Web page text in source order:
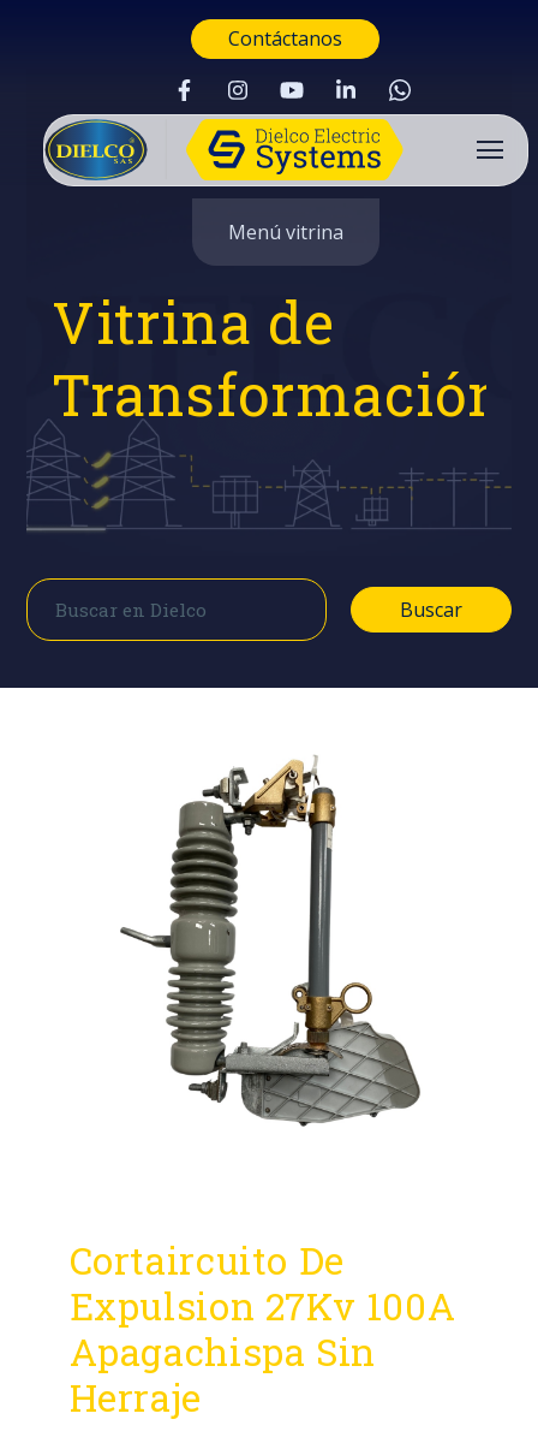
Contáctanos
Buscar
Menú vitrina
Vitrina de
Transformación
Buscar
Buscar
Cortaircuito De
Expulsion 27Kv 100A
Apagachispa Sin
Herraje